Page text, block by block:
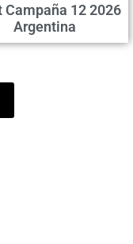
Campaña 12 2026
Argentina